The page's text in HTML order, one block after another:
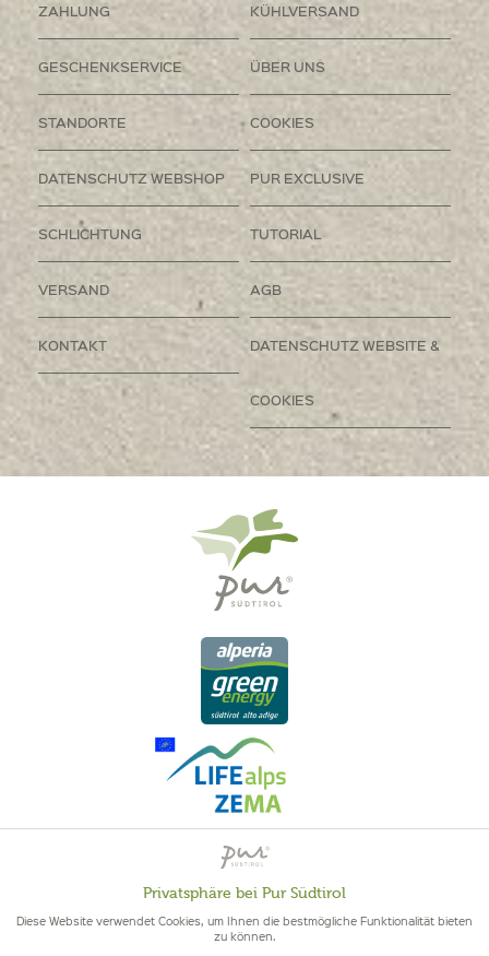
ZAHLUNG KÜHLVERSAND
GESCHENKSERVICE ÜBER UNS
STANDORTE COOKIES
DATENSCHUTZ WEBSHOP PUR EXCLUSIVE
SCHLICHTUNG TUTORIAL
VERSAND AGB
KONTAKT DATENSCHUTZ WEBSITE &
COOKIES
Aktiv
Privatsphäre bei Pur Südtirol
Diese Website verwendet Cookies, um Ihnen die bestmögliche Funktionalität bieten
zu können.